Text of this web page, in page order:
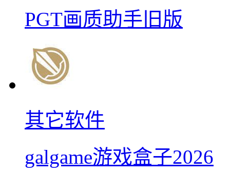
PGT画质助手旧版
其它软件
galgame游戏盒子2026